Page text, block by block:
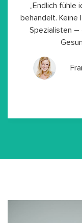
„Endlich fühle
behandelt. Keine
Spezialisten –